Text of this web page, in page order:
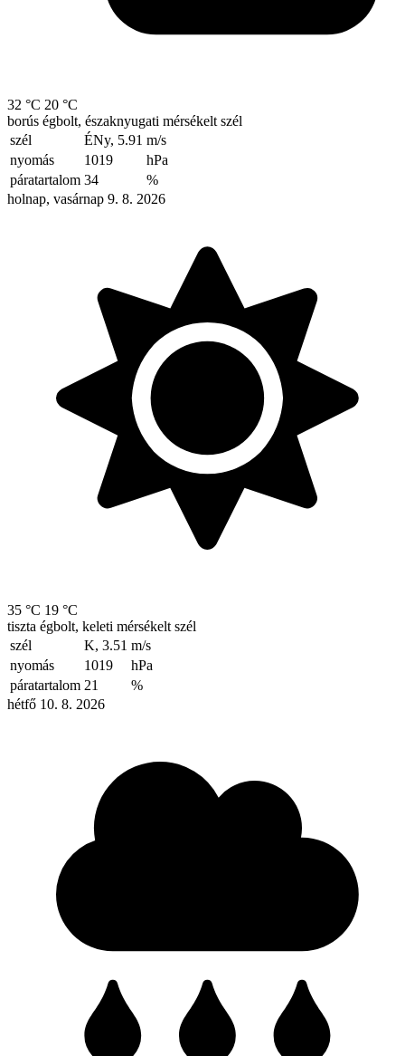
32 °C 20 °C
borús égbolt, északnyugati mérsékelt szél
szél
ÉNy, 5.91 m/s
nyomás
1019
hPa
páratartalom 34
%
holnap, vasárnap 9. 8. 2026
35 °C 19 °C
tiszta égbolt, keleti mérsékelt szél
szél
K, 3.51 m/s
nyomás
1019
hPa
páratartalom 21
%
hétfő 10. 8. 2026